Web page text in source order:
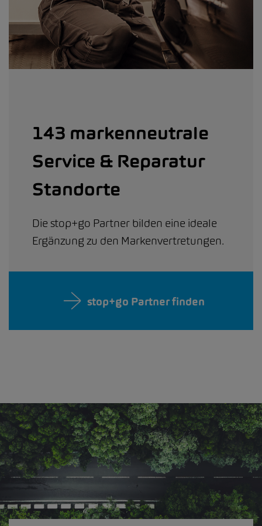
143 markenneutrale
Service & Reparatur
Standorte
Die stop+go Partner bilden eine ideale
Ergänzung zu den Markenvertretungen.
stop+go Partner finden